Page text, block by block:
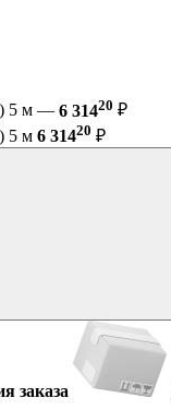
5 м — 6 31420 ₽
5 м 6 31420 ₽
заказа